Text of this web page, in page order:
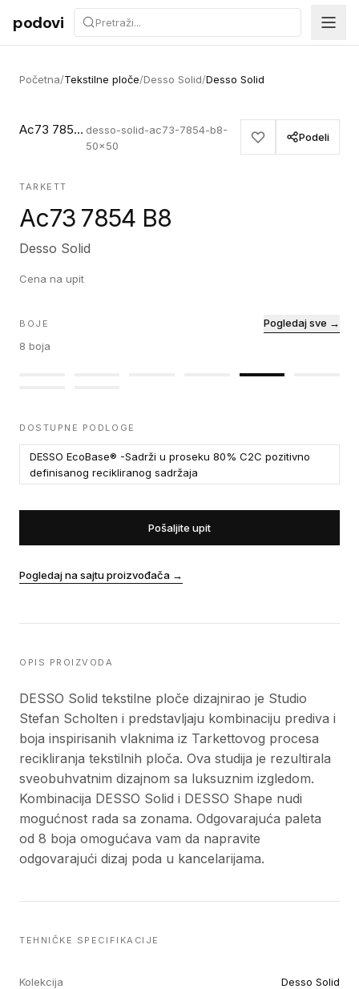
Preskoči na sadržaj
podovi
Početna/Tekstilne ploče/Desso Solid/Desso Solid
Ac73 7854 B8 desso-solid-ac73-7854-b8-
50x50
Podeli
TARKETT
Ac73 7854 B8
Desso Solid
Cena na upit
BOJE
8 boja
Pogledaj sve →
DOSTUPNE PODLOGE
DESSO EcoBase® -Sadrži u proseku 80% C2C pozitivno
definisanog recikliranog sadržaja
Pošaljite upit
Pogledaj na sajtu proizvođača →
OPIS PROIZVODA
DESSO Solid tekstilne ploče dizajnirao je Studio
Stefan Scholten i predstavljaju kombinaciju prediva i
boja inspirisanih vlaknima iz Tarkettovog procesa
recikliranja tekstilnih ploča. Ova studija je rezultirala
sveobuhvatnim dizajnom sa luksuznim izgledom.
Kombinacija DESSO Solid i DESSO Shape nudi
mogućnost rada sa zonama. Odgovarajuća paleta
od 8 boja omogućava vam da napravite
odgovarajući dizaj poda u kancelarijama.
TEHNIČKE SPECIFIKACIJE
Kolekcija Desso Solid